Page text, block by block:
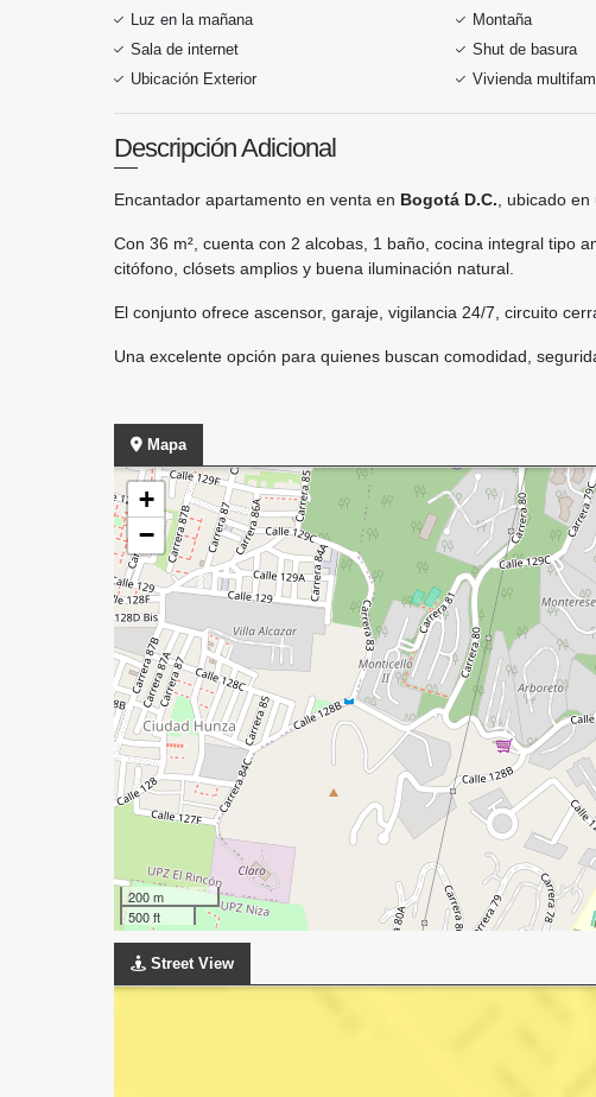
Luz en la mañana
Montaña
Sala de internet
Shut de basura
Ubicación Exterior
Vivienda
Descripción Adicional
Encantador apartamento en venta en Bogotá D.C. , ubicado
Con 36 m², cuenta con 2 alcobas, 1 baño, cocina integral tipo
citófono, clósets amplios y buena iluminación natural.
El conjunto ofrece ascensor, garaje, vigilancia 24/7, circuito
Una excelente opción para quienes buscan comodidad,
Mapa
+
−
200 m
500 ft
Street View